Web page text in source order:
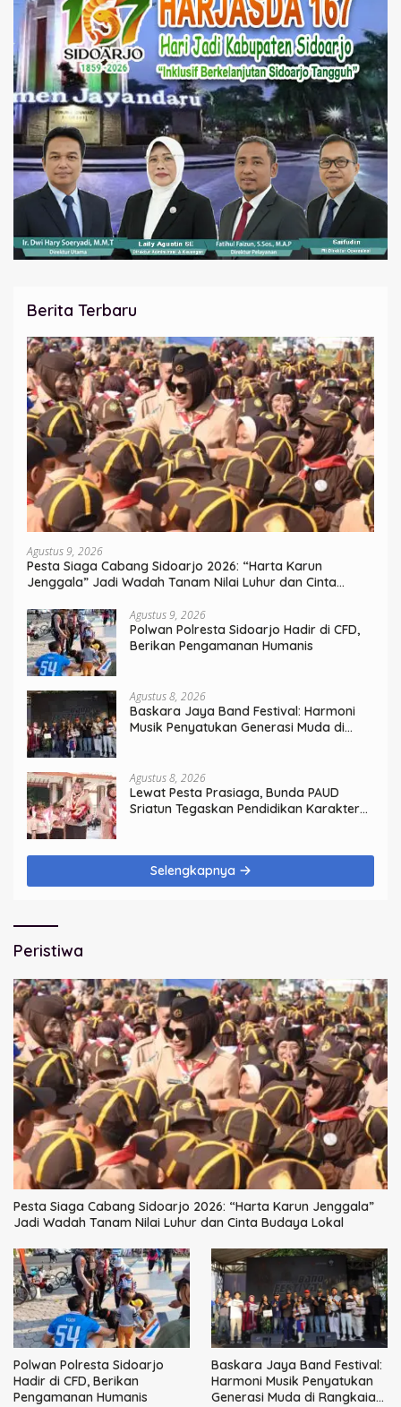
Berita Terbaru
Agustus 9, 2026
Pesta Siaga Cabang Sidoarjo 2026: “Harta Karun
Jenggala” Jadi Wadah Tanam Nilai Luhur dan Cinta
Agustus 9, 2026
Polwan Polresta Sidoarjo Hadir di CFD,
Berikan Pengamanan Humanis
Agustus 8, 2026
Baskara Jaya Band Festival: Harmoni
Musik Penyatukan Generasi Muda di
Agustus 8, 2026
Lewat Pesta Prasiaga, Bunda PAUD
Sriatun Tegaskan Pendidikan Karakter
Selengkapnya
Peristiwa
Pesta Siaga Cabang Sidoarjo 2026: “Harta Karun Jenggala”
Jadi Wadah Tanam Nilai Luhur dan Cinta Budaya Lokal
Polwan Polresta Sidoarjo
Hadir di CFD, Berikan
Pengamanan Humanis
Baskara Jaya Band Festival:
Harmoni Musik Penyatukan
Generasi Muda di Rangkaian